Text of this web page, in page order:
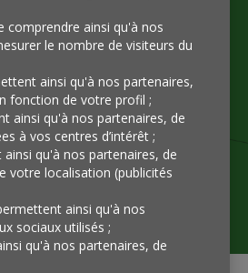
comprendre ainsi qu'à nos
le nombre de visiteurs du
ainsi qu'à nos partenaires,
fonction de votre profil ;
ainsi qu'à nos partenaires, de
à vos centres d’intérêt ;
qu'à nos partenaires, de
votre localisation (publicités
ainsi qu'à nos
sociaux utilisés ;
qu'à nos partenaires, de